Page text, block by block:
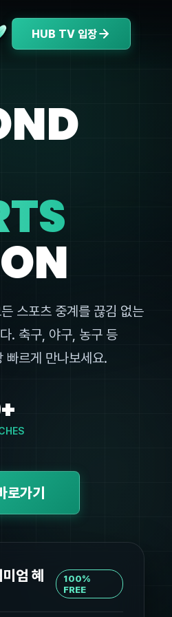
HUB TV 입장
스포츠 중계를 끊김 없는
. 축구, 야구, 농구 등
빠르게 만나보세요.
로가기
엄 혜
100%
FREE